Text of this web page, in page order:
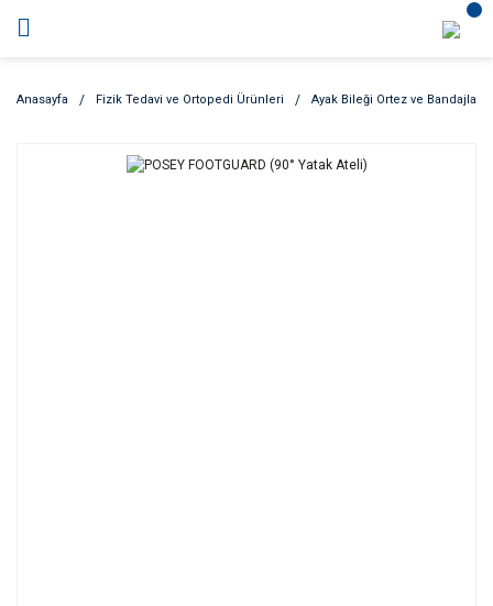
Anasayfa Fizik Tedavi ve Ortopedi Ürünleri Ayak Bileği Ortez ve Bandajları